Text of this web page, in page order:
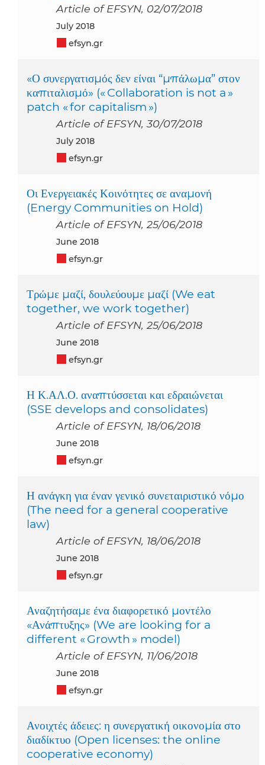
Article of EFSYN, 02/07/2018
July 2018
efsyn.gr
«Ο συνεργατισμός δεν είναι “μπάλωμα” στον
καπιταλισμό» (« Collaboration is not a »
patch « for capitalism »)
Article of EFSYN, 30/07/2018
July 2018
efsyn.gr
Οι Ενεργειακές Κοινότητες σε αναμονή
(Energy Communities on Hold)
Article of EFSYN, 25/06/2018
June 2018
efsyn.gr
Τρώμε μαζί, δουλεύουμε μαζί (We eat
together, we work together)
Article of EFSYN, 25/06/2018
June 2018
efsyn.gr
Η Κ.ΑΛ.Ο. αναπτύσσεται και εδραιώνεται
(SSE develops and consolidates)
Article of EFSYN, 18/06/2018
June 2018
efsyn.gr
Η ανάγκη για έναν γενικό συνεταιριστικό νόμο
(The need for a general cooperative
law)
Article of EFSYN, 18/06/2018
June 2018
efsyn.gr
Αναζητήσαμε ένα διαφορετικό μοντέλο
«Ανάπτυξης» (We are looking for a
different « Growth » model)
Article of EFSYN, 11/06/2018
June 2018
efsyn.gr
Ανοιχτές άδειες: η συνεργατική οικονομία στο
διαδίκτυο (Open licenses: the online
cooperative economy)